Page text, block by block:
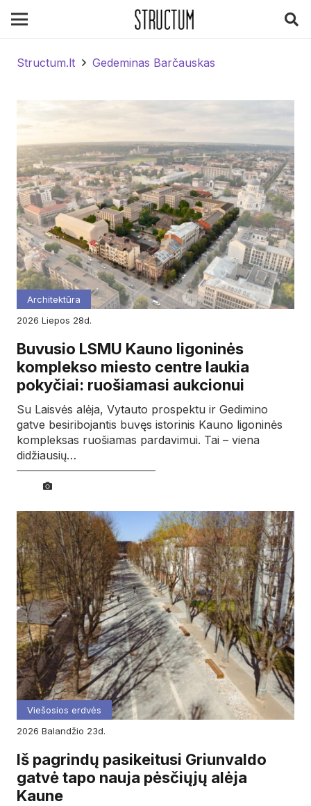
Structum.lt Gedeminas Barčauskas
Architektūra
2026
liepos 28d.
Buvusio LSMU Kauno ligoninės
komplekso miesto centre laukia
pokyčiai: ruošiamasi aukcionui
Su Laisvės alėja, Vytauto prospektu ir Gedimino
gatve besiribojantis buvęs istorinis Kauno ligoninės
kompleksas ruošiamas pardavimui. Tai – viena
didžiausių…
Viešosios erdvės
2026
balandžio 23d.
Iš pagrindų pasikeitusi Griunvaldo
gatvė tapo nauja pėsčiųjų alėja
Kaune